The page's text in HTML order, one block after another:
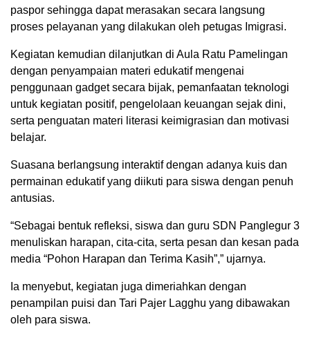
paspor sehingga dapat merasakan secara langsung
proses pelayanan yang dilakukan oleh petugas Imigrasi.
Kegiatan kemudian dilanjutkan di Aula Ratu Pamelingan
dengan penyampaian materi edukatif mengenai
penggunaan gadget secara bijak, pemanfaatan teknologi
untuk kegiatan positif, pengelolaan keuangan sejak dini,
serta penguatan materi literasi keimigrasian dan motivasi
belajar.
Suasana berlangsung interaktif dengan adanya kuis dan
permainan edukatif yang diikuti para siswa dengan penuh
antusias.
“Sebagai bentuk refleksi, siswa dan guru SDN Panglegur 3
menuliskan harapan, cita-cita, serta pesan dan kesan pada
media “Pohon Harapan dan Terima Kasih”,” ujarnya.
Ia menyebut, kegiatan juga dimeriahkan dengan
penampilan puisi dan Tari Pajer Lagghu yang dibawakan
oleh para siswa.